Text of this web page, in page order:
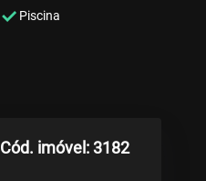
Piscina
Cód. imóvel: 3182